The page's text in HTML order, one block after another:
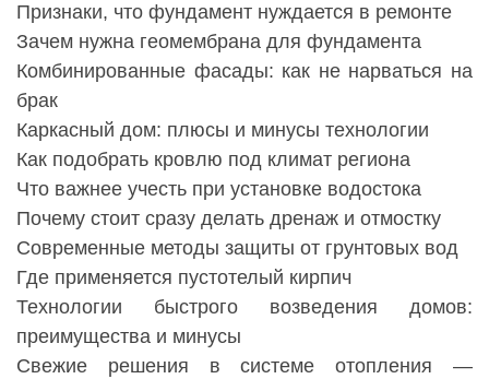
Признаки, что фундамент нуждается в ремонте
Зачем нужна геомембрана для фундамента
Комбинированные фасады: как не нарваться на
брак
Каркасный дом: плюсы и минусы технологии
Как подобрать кровлю под климат региона
Что важнее учесть при установке водостока
Почему стоит сразу делать дренаж и отмостку
Современные методы защиты от грунтовых вод
Где применяется пустотелый кирпич
Технологии быстрого возведения домов:
преимущества и минусы
Свежие решения в системе отопления —